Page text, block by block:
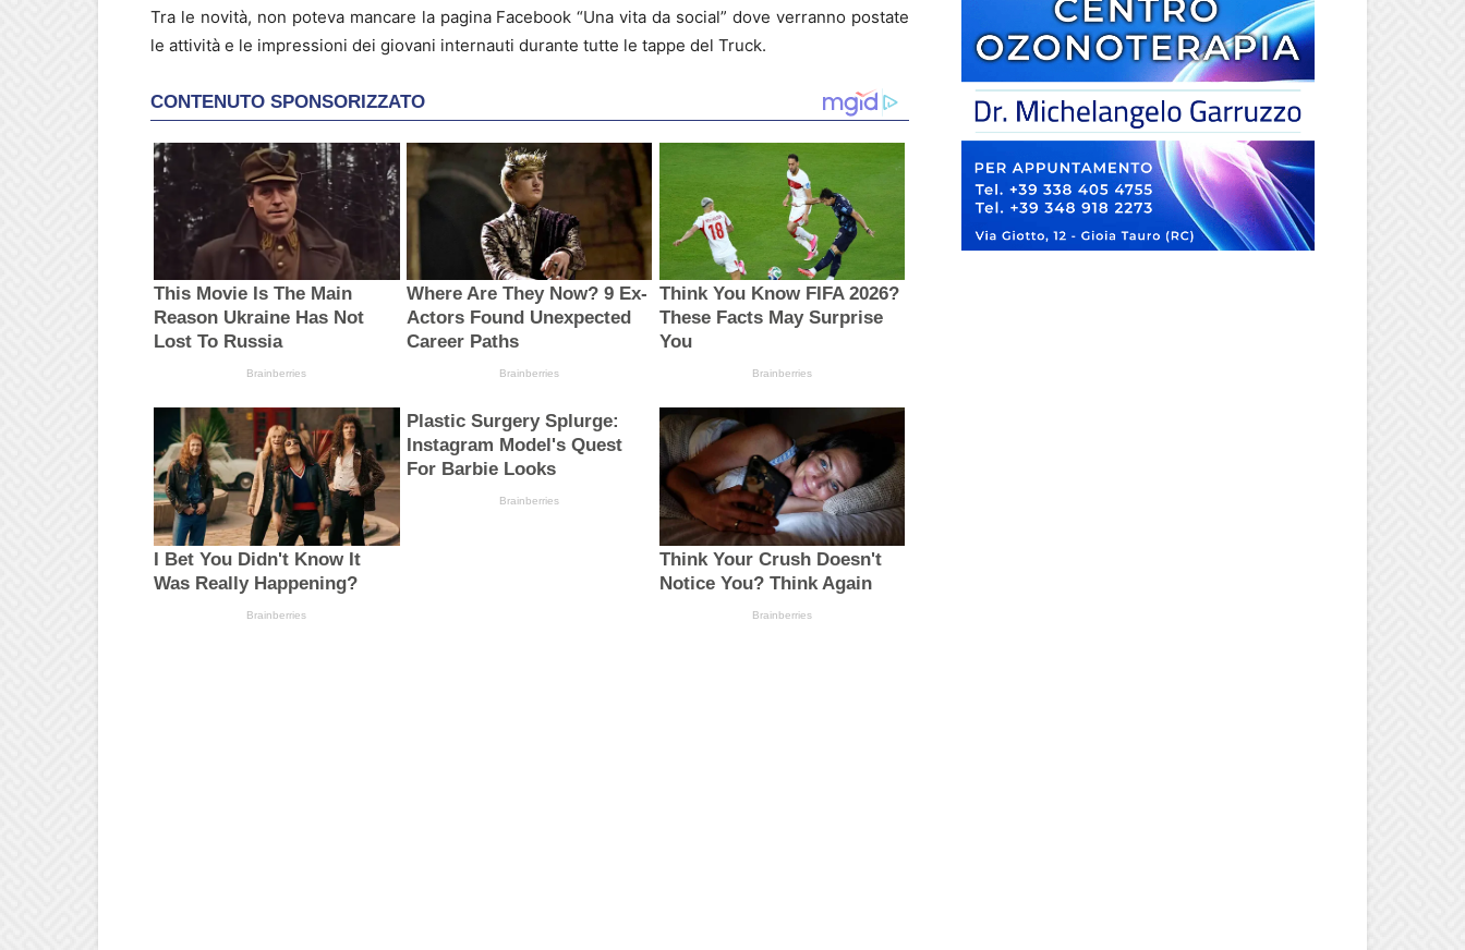
Tra le novità, non poteva mancare la pagina Facebook “Una vita da social” dove verranno postate
le attività e le impressioni dei giovani internauti durante tutte le tappe del Truck.